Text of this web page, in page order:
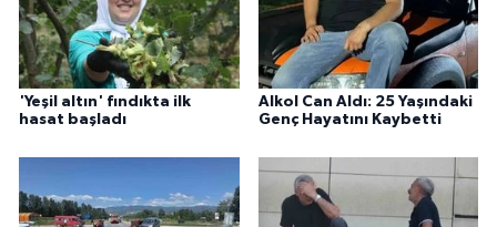
'Yeşil altın' fındıkta ilk
hasat başladı
Alkol Can Aldı: 25 Yaşındaki
Genç Hayatını Kaybetti